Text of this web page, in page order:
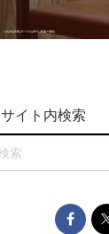
サイト内検索